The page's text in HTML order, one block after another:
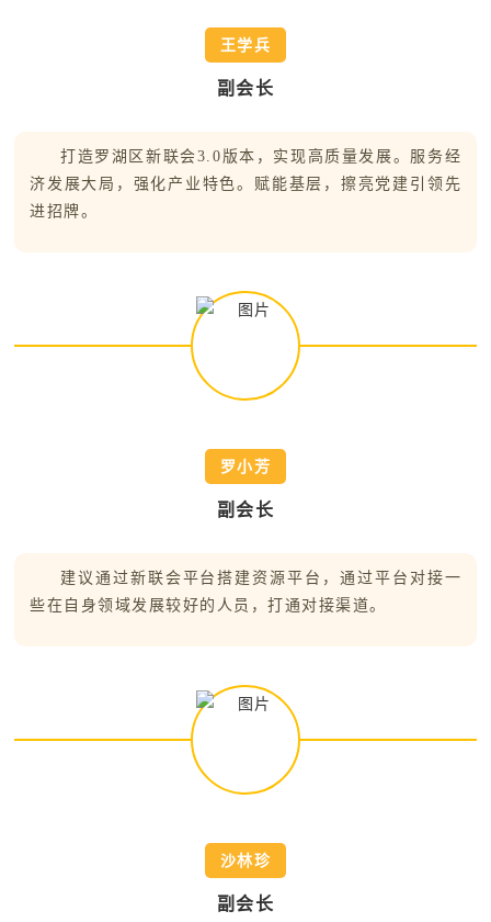
王学兵
副会长
打造罗湖区新联会3.0版本，实现高质量发展。服务经
济发展大局，强化产业特色。赋能基层，擦亮党建引领先
进招牌。
罗小芳
副会长
建议通过新联会平台搭建资源平台，通过平台对接一
些在自身领域发展较好的人员，打通对接渠道。
沙林珍
副会长